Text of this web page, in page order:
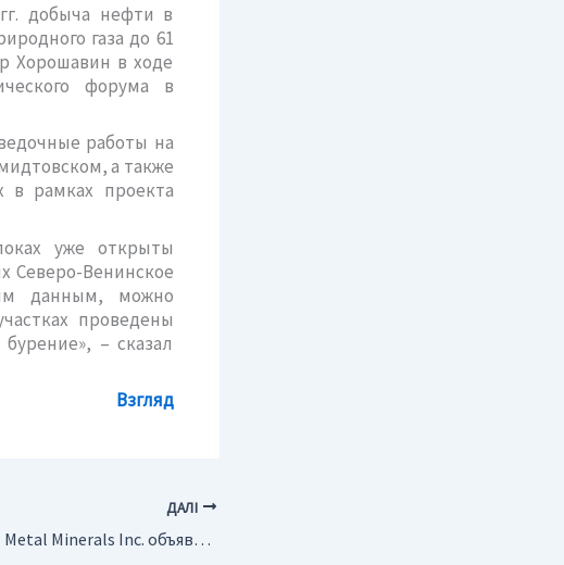
добыча нефти в
газа до 61
Хорошавин в ходе
форума в
работы на
а также
в рамках проекта
уже открыты
Северо-Венинское
данным, можно
проведены
– сказал
Взгляд
ДАЛІ
США. Full Metal Minerals Inc. объявляет о намерении продолжать геологоразведочные работы